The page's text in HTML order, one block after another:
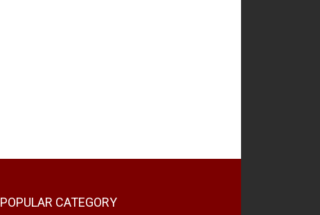
POPULAR CATEGORY